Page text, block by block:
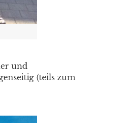
und
(teils zum